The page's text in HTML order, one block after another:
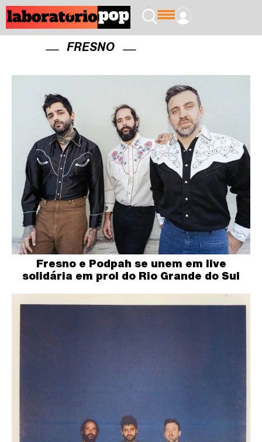
FRESNO
Fresno e Podpah se unem em live
solidária em prol do Rio Grande do Sul